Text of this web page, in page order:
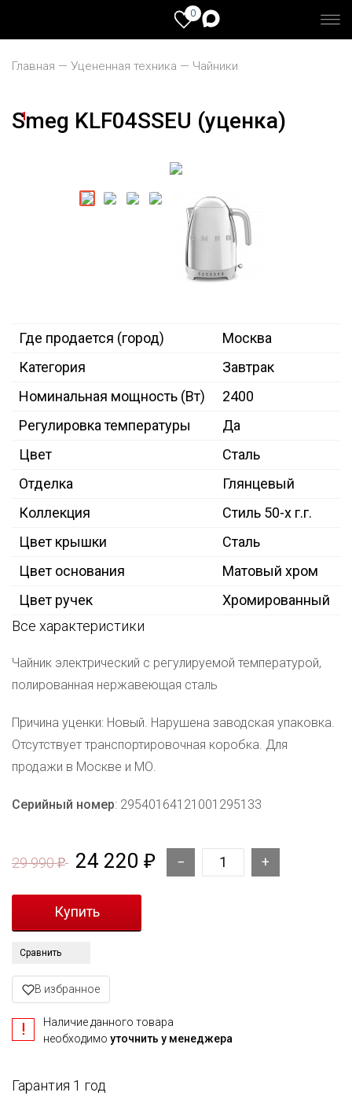
0
Главная Уцененная техника Чайники
Smeg KLF04SSEU (уценка)
Где продается (город)
Москва
Категория
Завтрак
Номинальная мощность (Вт)
2400
Регулировка температуры
Да
Цвет
Сталь
Отделка
Глянцевый
Коллекция
Стиль 50-х г.г.
Цвет крышки
Сталь
Цвет основания
Матовый хром
Цвет ручек
Хромированный
Все характеристики
Чайник электрический с регулируемой температурой,
полированная нержавеющая сталь
Причина уценки: Новый. Нарушена заводская упаковка.
Отсутствует транспортировочная коробка. Для
продажи в Москве и МО.
Серийный номер: 29540164121001295133
29 990₽ 24 220 ₽
Сравнить
В избранное
Наличие данного товара
необходимо уточнить у менеджера
1
Гарантия 1 год